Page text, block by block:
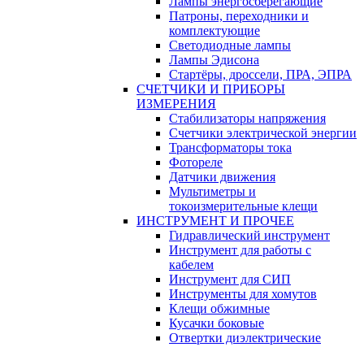
Патроны, переходники и
комплектующие
Светодиодные лампы
Лампы Эдисона
Стартёры, дроссели, ПРА, ЭПРА
СЧЕТЧИКИ И ПРИБОРЫ
ИЗМЕРЕНИЯ
Стабилизаторы напряжения
Счетчики электрической энергии
Трансформаторы тока
Фотореле
Датчики движения
Мультиметры и
токоизмерительные клещи
ИНСТРУМЕНТ И ПРОЧЕЕ
Гидравлический инструмент
Инструмент для работы с
кабелем
Инструмент для СИП
Инструменты для хомутов
Клещи обжимные
Кусачки боковые
Отвертки диэлектрические